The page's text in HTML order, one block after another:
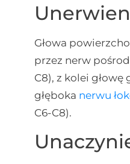
Głowa
przez nerw
C8), z kolei głowę
głęboka nerwu
C6-C8).